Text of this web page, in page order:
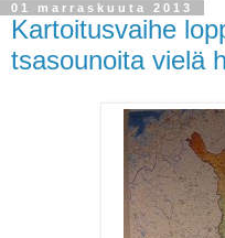
01 marraskuuta 2013
Kartoitusvaihe
tsasounoita vielä